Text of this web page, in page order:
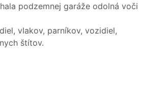
podzemnej garáže odolná voči
vlakov, parníkov, vozidiel,
štítov.